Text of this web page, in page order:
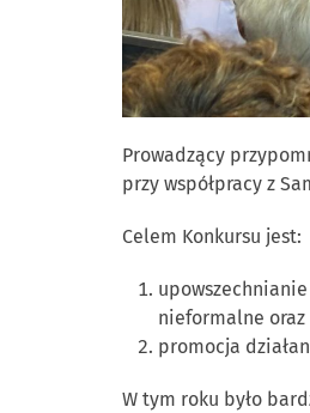
Prowadzący
przy współpracy z
Celem Konkursu jest:
nieformalne oraz
promocja
W tym roku było